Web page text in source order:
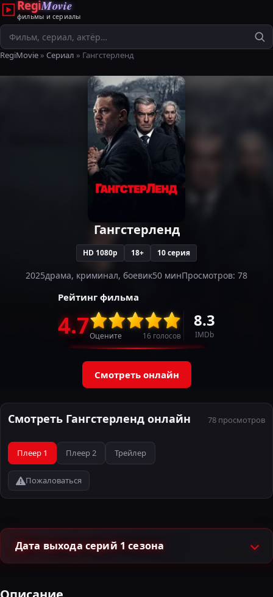
RegiMovie
фильмы и сериалы
Поиск
RegiMovie» Сериал » Гангстерленд
Гангстерленд
HD 1080p 18+ 10 серия
2025драма, криминал, боевик50 минПросмотров: 78
Рейтинг фильма
4.7Оцените 16 голосов
8.3
IMDb
Смотреть онлайн
Смотреть Гангстерленд онлайн 78 просмотров
Плеер 1 Плеер 2 Трейлер
Пожаловаться
Дата выхода серий 1 сезона